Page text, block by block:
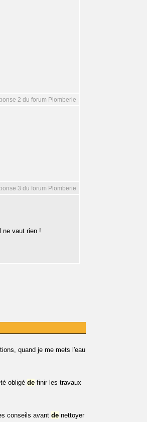
2 du forum Plomberie
3 du forum Plomberie
ne vaut rien !
quand je me mets l'eau
obligé de finir les travaux
conseils avant de nettoyer